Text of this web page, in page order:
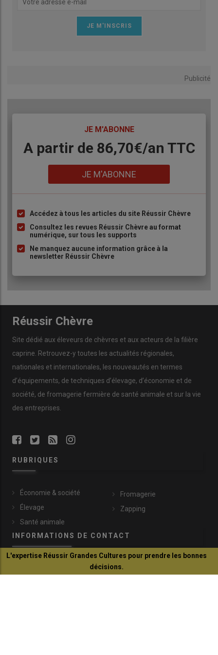
L’assemblée générale de la Fnec met
Publicité
JE M'ABONNE
Body
A partir de 86,70€/an TTC
JE M'ABONNE
Liste
à
puce
Accédez à tous les articles du site Réussir Chèvre
Consultez les revues Réussir Chèvre au format
numérique, sur tous les supports
Ne manquez aucune information grâce à la
newsletter Réussir Chèvre
Réussir Chèvre
Site dédié aux éleveurs de chèvres et aux acteurs de la filière
caprine. Retrouvez-y toutes les actualités régionales,
nationales et internationales, les nouveautés en termes
d’équipements, de techniques d’élevage, d’économie et de
société, de fromagerie fermière de santé animale et sur la vie
des entreprises.
RUBRIQUES
Économie & société
Élevage
Santé animale
Fromagerie
Zapping
INFORMATIONS DE CONTACT
L'expertise Réussir Grandes Cultures pour prendre les bonnes
décisions.